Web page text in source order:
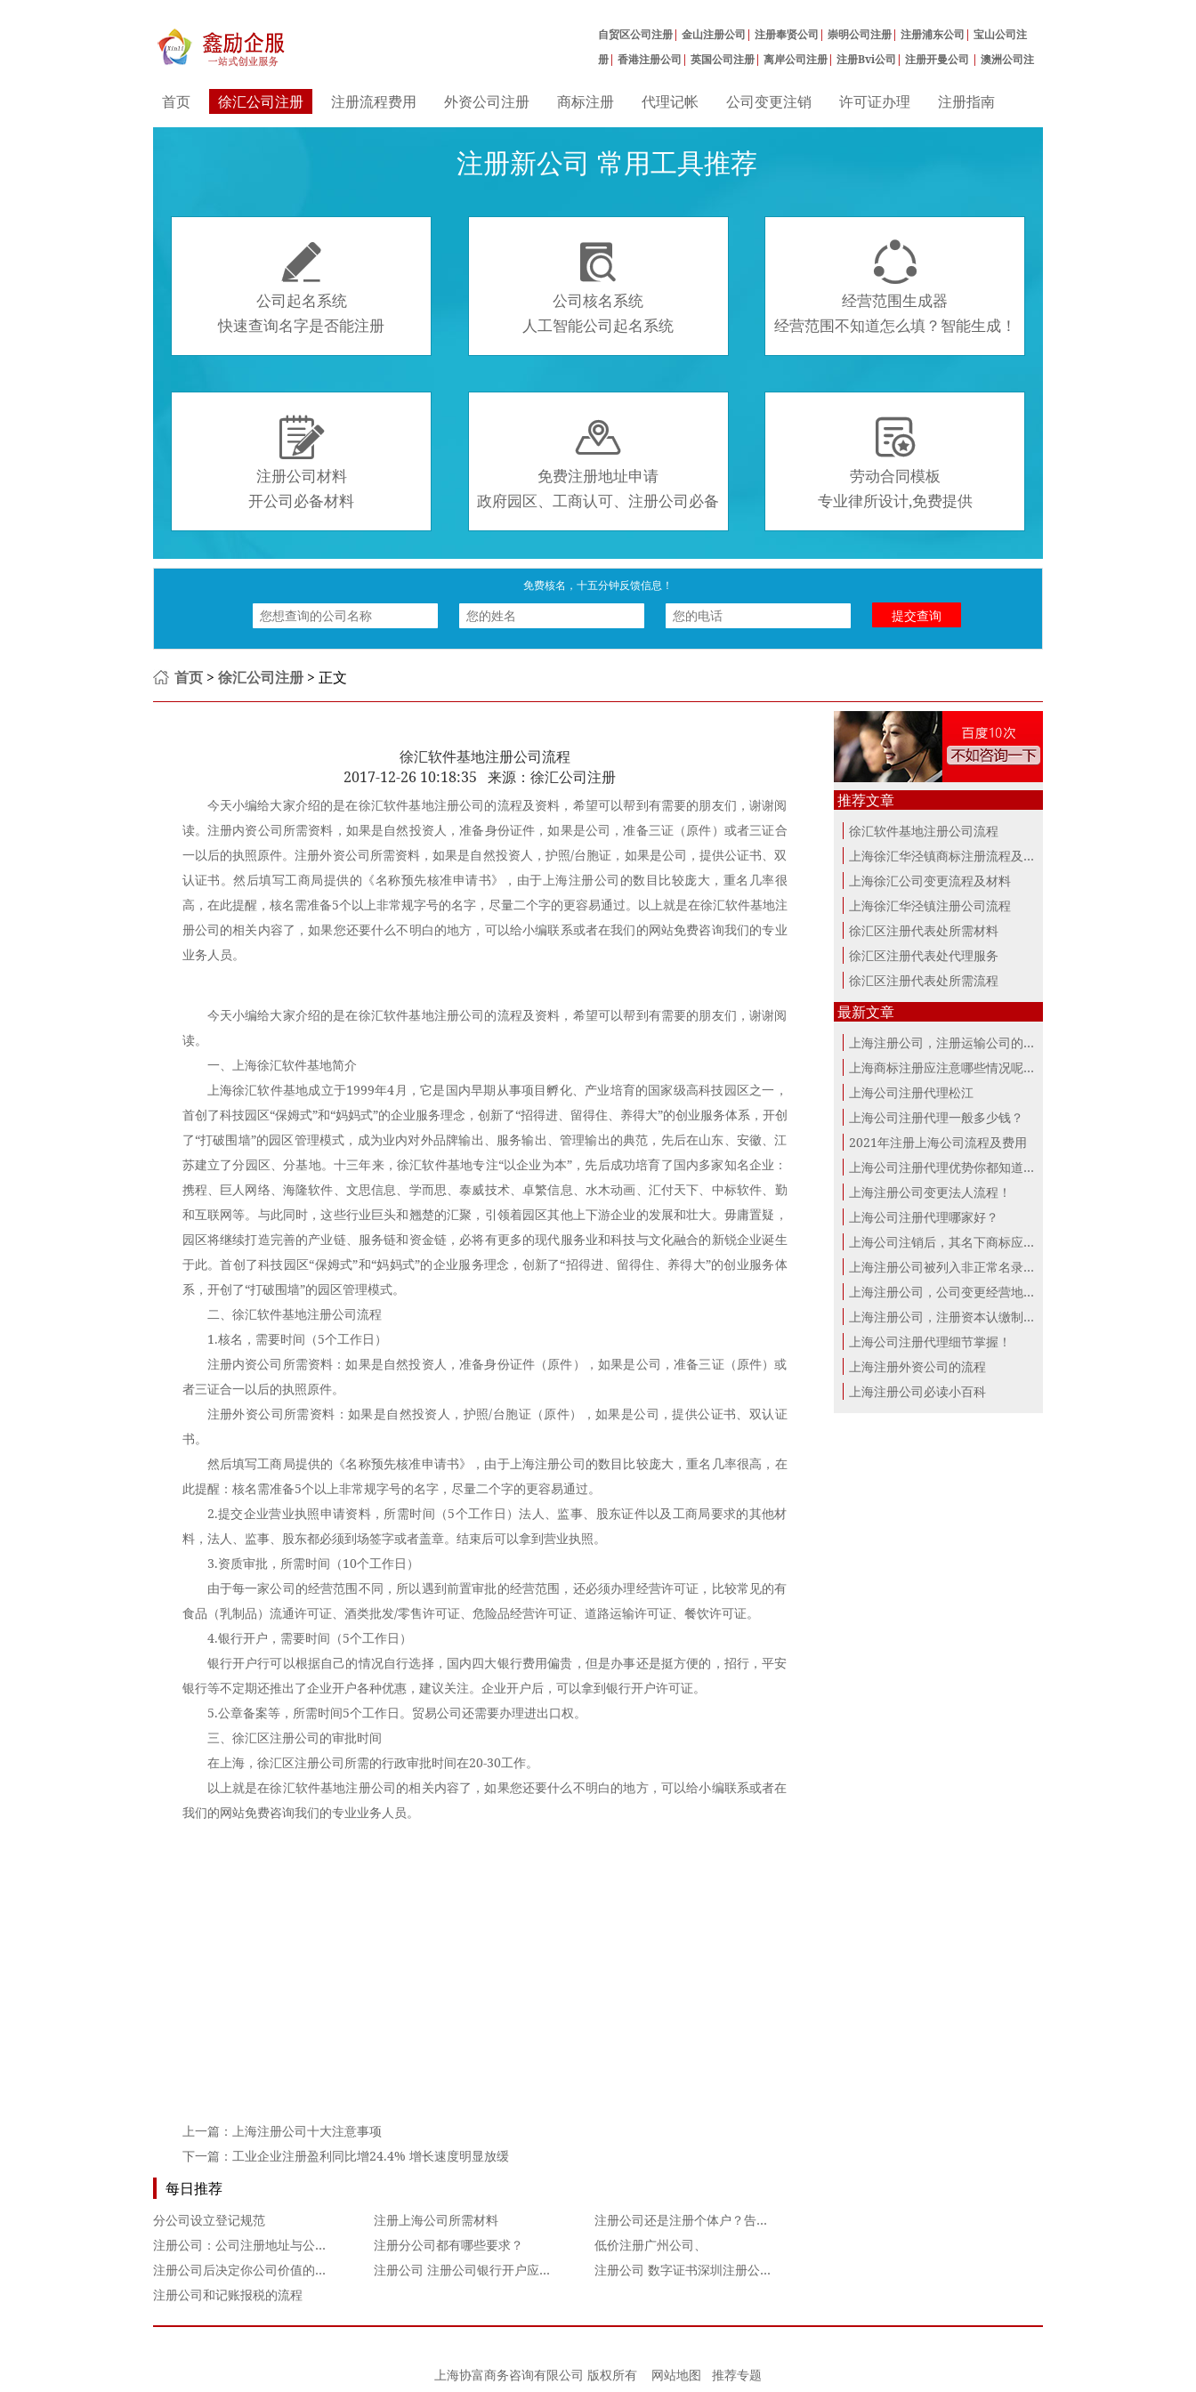
自贸区公司注册| 金山注册公司 | 注册奉贤公司 | 崇明公司注册| 注册浦东公司 | 宝山公司注
册| 香港注册公司 | 英国公司注册| 离岸公司注册| 注册Bvi公司 | 注册开曼公司 | 澳洲公司注
首页 徐汇公司注册 注册流程费用 外资公司注册 商标注册 代理记帐 公司变更注销 许可证办理 注册指南
注册新公司 常用工具推荐

公司起名系统
快速查询名字是否能注册

公司核名系统
人工智能公司起名系统

经营范围生成器
经营范围不知道怎么填？智能生成！

注册公司材料
开公司必备材料

免费注册地址申请
政府园区、工商认可、注册公司必备

劳动合同模板
专业律所设计,免费提供
免费核名，十五分钟反馈信息！
首页 > 徐汇公司注册 > 正文
徐汇软件基地注册公司流程
2017-12-26 10:18:35 来源：徐汇公司注册
今天小编给大家介绍的是在徐汇软件基地注册公司的流程及资料，希望可以帮到有需要的朋友们，谢谢阅
读。注册内资公司所需资料，如果是自然投资人，准备身份证件，如果是公司，准备三证（原件）或者三证合
一以后的执照原件。注册外资公司所需资料，如果是自然投资人，护照/台胞证，如果是公司，提供公证书、双
认证书。然后填写工商局提供的《名称预先核准申请书》，由于上海注册公司的数目比较庞大，重名几率很
高，在此提醒，核名需准备5个以上非常规字号的名字，尽量二个字的更容易通过。以上就是在徐汇软件基地注
册公司的相关内容了，如果您还要什么不明白的地方，可以给小编联系或者在我们的网站免费咨询我们的专业
业务人员。
今天小编给大家介绍的是在徐汇软件基地注册公司的流程及资料，希望可以帮到有需要的朋友们，谢谢阅
读。
一、上海徐汇软件基地简介
上海徐汇软件基地成立于1999年4月，它是国内早期从事项目孵化、产业培育的国家级高科技园区之一，
首创了科技园区“保姆式”和“妈妈式”的企业服务理念，创新了“招得进、留得住、养得大”的创业服务体系，开创
了“打破围墙”的园区管理模式，成为业内对外品牌输出、服务输出、管理输出的典范，先后在山东、安徽、江
苏建立了分园区、分基地。十三年来，徐汇软件基地专注“以企业为本”，先后成功培育了国内多家知名企业：
携程、巨人网络、海隆软件、文思信息、学而思、泰威技术、卓繁信息、水木动画、汇付天下、中标软件、勤
和互联网等。与此同时，这些行业巨头和翘楚的汇聚，引领着园区其他上下游企业的发展和壮大。毋庸置疑，
园区将继续打造完善的产业链、服务链和资金链，必将有更多的现代服务业和科技与文化融合的新锐企业诞生
于此。首创了科技园区“保姆式”和“妈妈式”的企业服务理念，创新了“招得进、留得住、养得大”的创业服务体
系，开创了“打破围墙”的园区管理模式。
二、徐汇软件基地注册公司流程
1.核名，需要时间（5个工作日）
注册内资公司所需资料：如果是自然投资人，准备身份证件（原件），如果是公司，准备三证（原件）或
者三证合一以后的执照原件。
注册外资公司所需资料：如果是自然投资人，护照/台胞证（原件），如果是公司，提供公证书、双认证
书。
然后填写工商局提供的《名称预先核准申请书》，由于上海注册公司的数目比较庞大，重名几率很高，在
此提醒：核名需准备5个以上非常规字号的名字，尽量二个字的更容易通过。
2.提交企业营业执照申请资料，所需时间（5个工作日）法人、监事、股东证件以及工商局要求的其他材
料，法人、监事、股东都必须到场签字或者盖章。结束后可以拿到营业执照。
3.资质审批，所需时间（10个工作日）
由于每一家公司的经营范围不同，所以遇到前置审批的经营范围，还必须办理经营许可证，比较常见的有
食品（乳制品）流通许可证、酒类批发/零售许可证、危险品经营许可证、道路运输许可证、餐饮许可证。
4.银行开户，需要时间（5个工作日）
银行开户行可以根据自己的情况自行选择，国内四大银行费用偏贵，但是办事还是挺方便的，招行，平安
银行等不定期还推出了企业开户各种优惠，建议关注。企业开户后，可以拿到银行开户许可证。
5.公章备案等，所需时间5个工作日。贸易公司还需要办理进出口权。
三、徐汇区注册公司的审批时间
在上海，徐汇区注册公司所需的行政审批时间在20-30工作。
以上就是在徐汇软件基地注册公司的相关内容了，如果您还要什么不明白的地方，可以给小编联系或者在
我们的网站免费咨询我们的专业业务人员。
上一篇： 上海注册公司十大注意事项
下一篇： 工业企业注册盈利同比增24.4% 增长速度明显放缓
每日推荐
分公司设立登记规范 注册上海公司所需材料
注册公司还是注册个体户？告诉你如何决断！
注册公司：公司注册地址与公司注册费用问题需详细了解
注册分公司都有哪些要求？
低价注册广州公司、
注册公司后决定你公司价值的几个因素
注册公司 注册公司银行开户应该如何选择银行
注册公司 数字证书深圳注册公司数字证书是什么？有什么
注册公司和记账报税的流程
推荐文章
徐汇软件基地注册公司流程
上海徐汇华泾镇商标注册流程及时间
上海徐汇公司变更流程及材料
上海徐汇华泾镇注册公司流程
徐汇区注册代表处所需材料
徐汇区注册代表处代理服务
徐汇区注册代表处所需流程
最新文章
上海注册公司，注册运输公司的条件！
上海商标注册应注意哪些情况呢？
上海公司注册代理松江
上海公司注册代理一般多少钱？
2021年注册上海公司流程及费用
上海公司注册代理优势你都知道？
上海注册公司变更法人流程！
上海公司注册代理哪家好？
上海公司注销后，其名下商标应该怎么...
上海注册公司被列入非正常名录这三点...
上海注册公司，公司变更经营地注册地...
上海注册公司，注册资本认缴制下的误...
上海公司注册代理细节掌握！
上海注册外资公司的流程
上海注册公司必读小百科
上海协富商务咨询有限公司 版权所有 网站地图
推荐专题